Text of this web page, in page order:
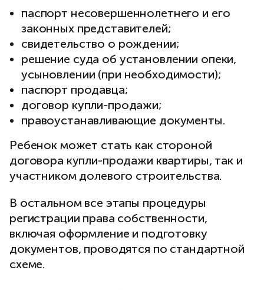
паспорт несовершеннолетнего и его
законных представителей;
свидетельство о рождении;
решение суда об установлении опеки,
усыновлении (при необходимости);
паспорт продавца;
договор купли-продажи;
правоустанавливающие документы.
Ребенок может стать как стороной
договора купли-продажи квартиры, так и
участником долевого строительства.
В остальном все этапы процедуры
регистрации права собственности,
включая оформление и подготовку
документов, проводятся по стандартной
схеме.